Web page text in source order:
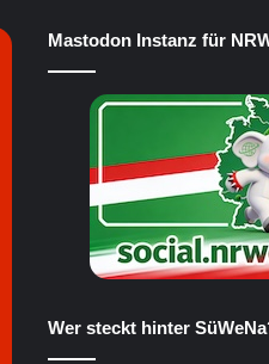
Mastodon Instanz für
Wer steckt hinter